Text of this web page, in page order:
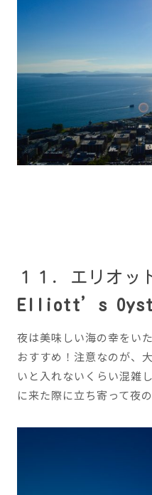
１１．エリオッ
Elliott’s
夜は美味しい海の幸をい
おすすめ！注意なのが、
いと入れないくらい混雑
に来た際に立ち寄って夜